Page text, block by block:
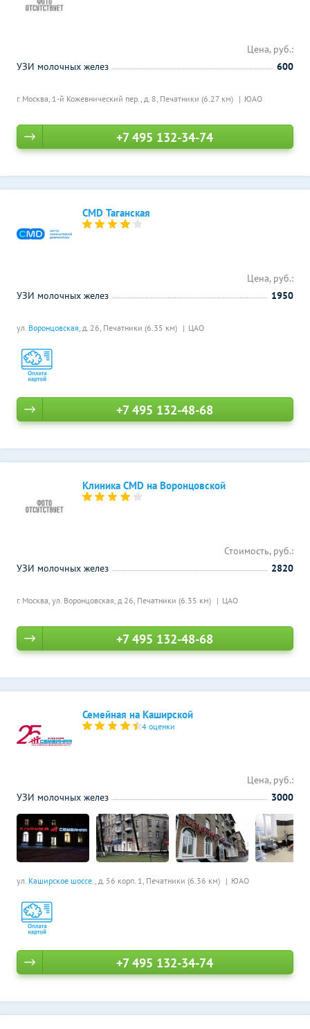
г. Москва, 1-й Кожевнический пер., д. 8, Печатники (6.27 км) ЮАО
Цена, руб.:
УЗИ молочных желез
600
+7 495 132-34-74
CMD Таганская
ул. Воронцовская, д. 26, Печатники (6.35 км) ЦАО
Цена, руб.:
УЗИ молочных желез
1950
+7 495 132-48-68
Клиника CMD на Воронцовской
г. Москва, ул. Воронцовская, д 26, Печатники (6.35 км) ЦАО
Стоимость, руб.:
УЗИ молочных желез
2820
+7 495 132-48-68
Семейная на Каширской
4 оценки
ул. Каширское шоссе., д. 56 корп. 1, Печатники (6.36 км) ЮАО
Цена, руб.:
УЗИ молочных желез
3000
+7 495 132-34-74